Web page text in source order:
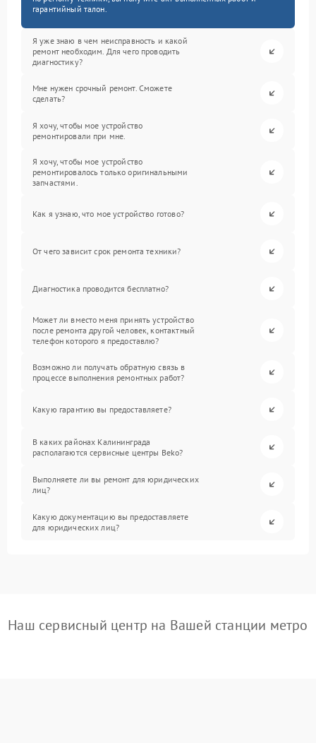
гарантийный талон.
Я уже знаю в чем неисправность и какой
ремонт необходим. Для чего проводить
диагностику?
Мне нужен срочный ремонт. Сможете
сделать?
Я хочу, чтобы мое устройство
ремонтировали при мне.
Я хочу, чтобы мое устройство
ремонтировалось только оригинальными
запчастями.
Как я узнаю, что мое устройство готово?
От чего зависит срок ремонта техники?
Диагностика проводится бесплатно?
Может ли вместо меня принять устройство
после ремонта другой человек, контактный
телефон которого я предоставлю?
Возможно ли получать обратную связь в
процессе выполнения ремонтных работ?
Какую гарантию вы предоставляете?
В каких районах Калининграда
располагаются сервисные центры Beko?
Выполняете ли вы ремонт для юридических
лиц?
Какую документацию вы предоставляете
для юридических лиц?
Наш сервисный центр на Вашей станции метро